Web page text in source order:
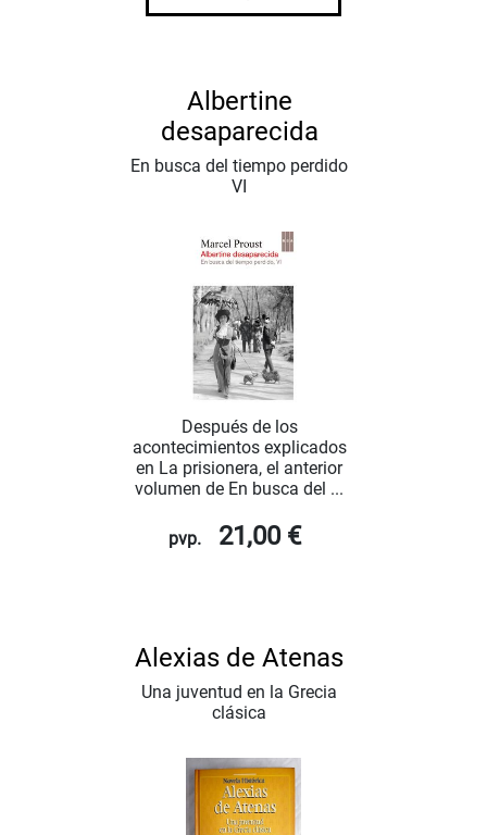
Albertine
desaparecida
En busca del tiempo perdido
VI
Después de los
acontecimientos explicados
en La prisionera, el anterior
volumen de En busca del ...
pvp. 21,00 €
Alexias de Atenas
Una juventud en la Grecia
clásica